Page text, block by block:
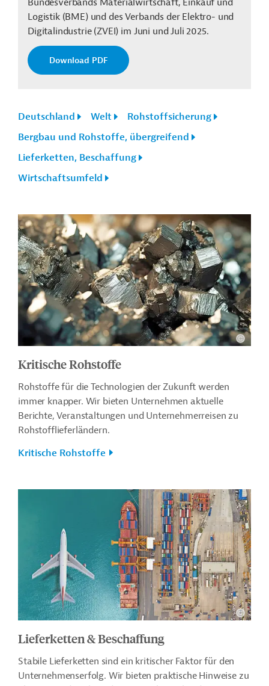
Bundesverbands Materialwirtschaft, Einkauf und
Logistik (BME) und des Verbands der Elektro- und
Digitalindustrie (ZVEI) im Juni und Juli 2025.
Download PDF
Deutschland Welt
Rohstoffsicherung
Bergbau und Rohstoffe, übergreifend
Lieferketten, Beschaffung
Wirtschaftsumfeld
Kritische Rohstoffe
Rohstoffe für die Technologien der Zukunft werden
immer knapper. Wir bieten Unternehmen aktuelle
Berichte, Veranstaltungen und Unternehmerreisen zu
Rohstofflieferländern.
Kritische Rohstoffe
Lieferketten & Beschaffung
Stabile Lieferketten sind ein kritischer Faktor für den
Unternehmenserfolg. Wir bieten praktische Hinweise zu